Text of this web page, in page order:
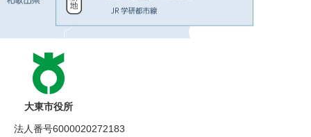
大東市役所
法人番号6000020272183